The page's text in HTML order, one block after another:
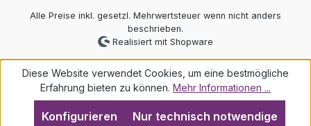
Alle Preise inkl. gesetzl. Mehrwertsteuer wenn nicht anders
beschrieben.
Realisiert mit Shopware
Diese Website verwendet Cookies, um eine bestmögliche
Erfahrung bieten zu können. Mehr Informationen ...
Nur technisch notwendige
Konfigurieren